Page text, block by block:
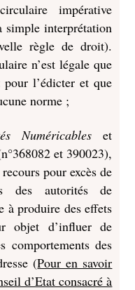
impérative
simple interprétation
règle de droit).
n’est légale que
l’édicter et que
norme ;
Numéricables et
et 390023),
pour excès de
des autorités de
à produire des effets
objet d’influer de
comportements des
(Pour en savoir
d’Etat consacré à